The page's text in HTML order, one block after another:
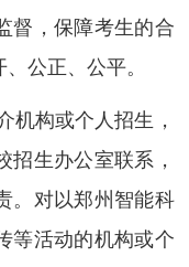
督，保障考生的合
公正、公平。
机构或个人招生，
招生办公室联系，
。对以郑州智能科
等活动的机构或个